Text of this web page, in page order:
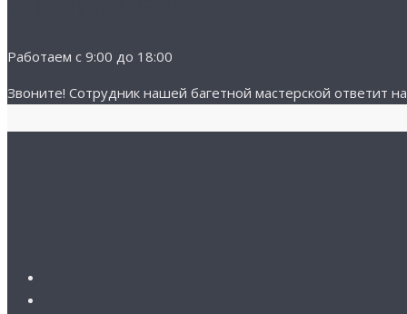
Работаем с 9:00 до 18:00
Звоните! Cотрудник нашей багетной мастерской ответит